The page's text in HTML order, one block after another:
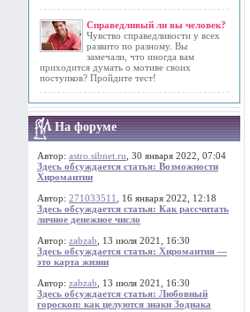
Справедливый ли вы человек?
Чувство справедливости у всех
развито по разному. Вы
замечали, что иногда вам
приходится думать о мотиве своих
поступков? Пройдите тест!
На форуме
Автор: astro.sibnet.ru , 30 января 2022, 07:04
Здесь обсуждается статья: Возможности
Хиромантии
Автор: 271033511
, 16 января 2022, 12:18
Здесь обсуждается статья: Как рассчитать
личное денежное число
Автор: zabzab , 13 июля 2021, 16:30
Здесь обсуждается статья: Хиромантия —
это карта жизни
Автор: zabzab , 13 июля 2021, 16:30
Здесь обсуждается статья: Любовный
гороскоп: как целуются знаки Зодиака